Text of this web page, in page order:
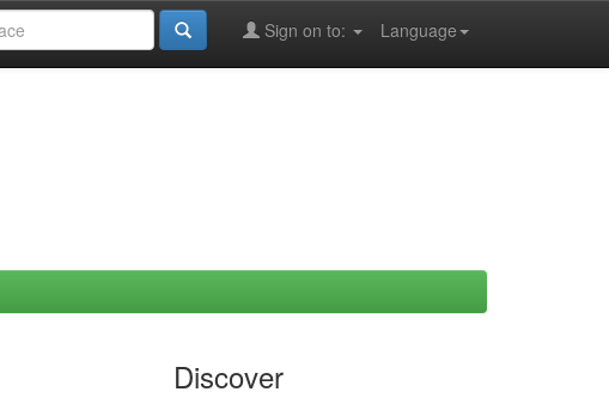
Language
Sign on to:
Discover